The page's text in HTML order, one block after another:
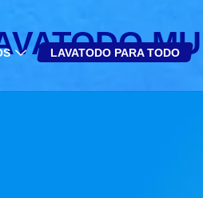
LAVATODO PARA TODO
Limón